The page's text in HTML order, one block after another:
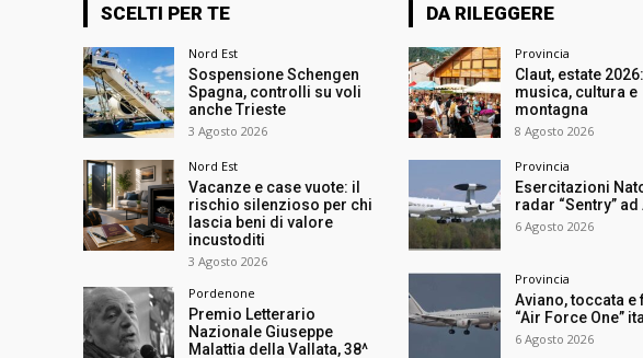
SCELTI PER TE
Nord Est
Sospensione Schengen
Spagna, controlli su voli
anche Trieste
3 Agosto 2026
Nord Est
Vacanze e case vuote: il
rischio silenzioso per chi
lascia beni di valore
incustoditi
3 Agosto 2026
Pordenone
Premio Letterario
Nazionale Giuseppe
Malattia della Vallata, 38^
DA RILEGGERE
Provincia
Claut, estate
musica, cultura e
montagna
8 Agosto 2026
Provincia
Esercitazioni
radar “Sentry” ad
6 Agosto 2026
Provincia
Aviano, toccata e
“Air Force One”
6 Agosto 2026